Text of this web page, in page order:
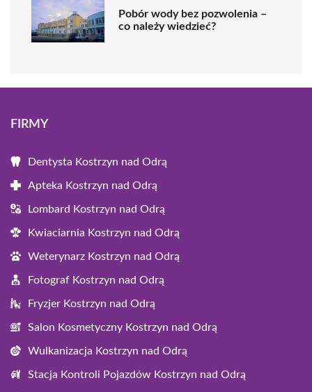
Pobór wody bez pozwolenia –
co należy wiedzieć?
FIRMY
Dentysta Kostrzyn nad Odrą
Apteka Kostrzyn nad Odrą
Lombard Kostrzyn nad Odrą
Kwiaciarnia Kostrzyn nad Odrą
Weterynarz Kostrzyn nad Odrą
Fotograf Kostrzyn nad Odrą
Fryzjer Kostrzyn nad Odrą
Salon Kosmetyczny Kostrzyn nad Odrą
Wulkanizacja Kostrzyn nad Odrą
Stacja Kontroli Pojazdów Kostrzyn nad Odrą